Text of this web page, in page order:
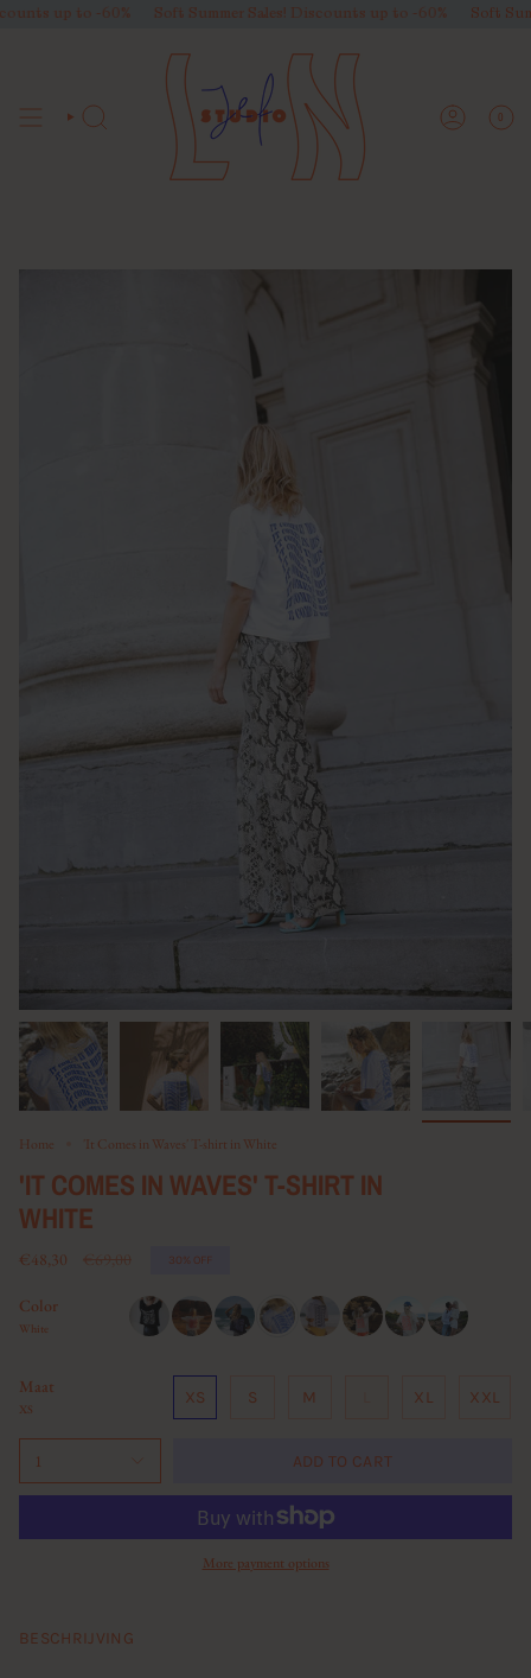
Skip
SEARCH ACCOUNT
0
up to -60% Soft Summer Sales! Discounts up to -60% Soft Summer
Home 'It Comes in Waves' T-shirt in White
'IT COMES IN WAVES' T-SHIRT IN
WHITE
€48,30
Regular
€69,00 30% OFF
Color
White
Maat
XS
XS S M XL XXL
1 ADD TO CART
More payment options
BESCHRIJVING